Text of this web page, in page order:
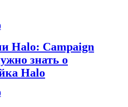
Halo: Campaign
знать о
Halo